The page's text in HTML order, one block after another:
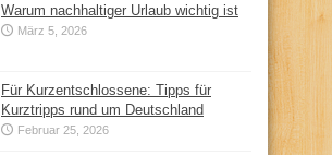
Warum nachhaltiger Urlaub wichtig ist
März 5, 2026
Für Kurzentschlossene: Tipps für
Kurztripps rund um Deutschland
Februar 25, 2026